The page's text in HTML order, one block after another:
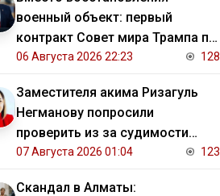
военный объект: первый
контракт Совет мира Трампа по
Газе
06 Августа 2026 22:23 128
Заместителя акима Ризагуль
Негманову попросили
проверить из за судимости
сестры
07 Августа 2026 01:04 123
Скандал в Алматы: